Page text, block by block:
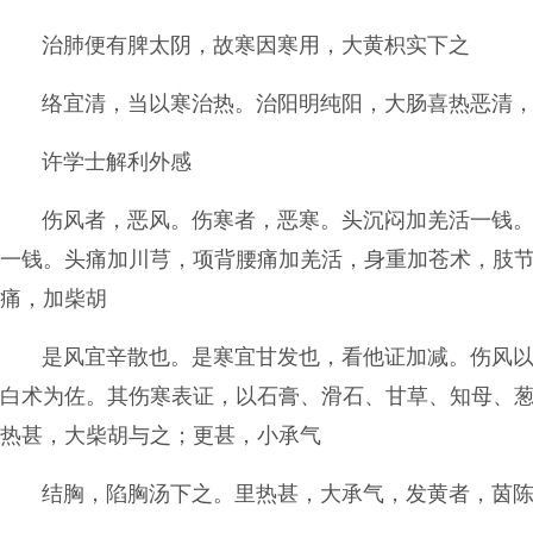
治肺便有脾太阴，故寒因寒用，大黄枳实下之
络宜清，当以寒治热。治阳明纯阳，大肠喜热恶清
许学士解利外感
伤风者，恶风。伤寒者，恶寒。头沉闷加羌活一钱
一钱。头痛加川芎，项背腰痛加羌活，身重加苍术，肢
痛，加柴胡
是风宜辛散也。是寒宜甘发也，看他证加减。伤风
白术为佐。其伤寒表证，以石膏、滑石、甘草、知母、
热甚，大柴胡与之；更甚，小承气
结胸，陷胸汤下之。里热甚，大承气，发黄者，茵